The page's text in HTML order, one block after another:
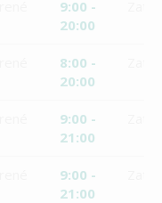
9:00 -
20:00
8:00 -
20:00
9:00 -
21:00
9:00 -
21:00